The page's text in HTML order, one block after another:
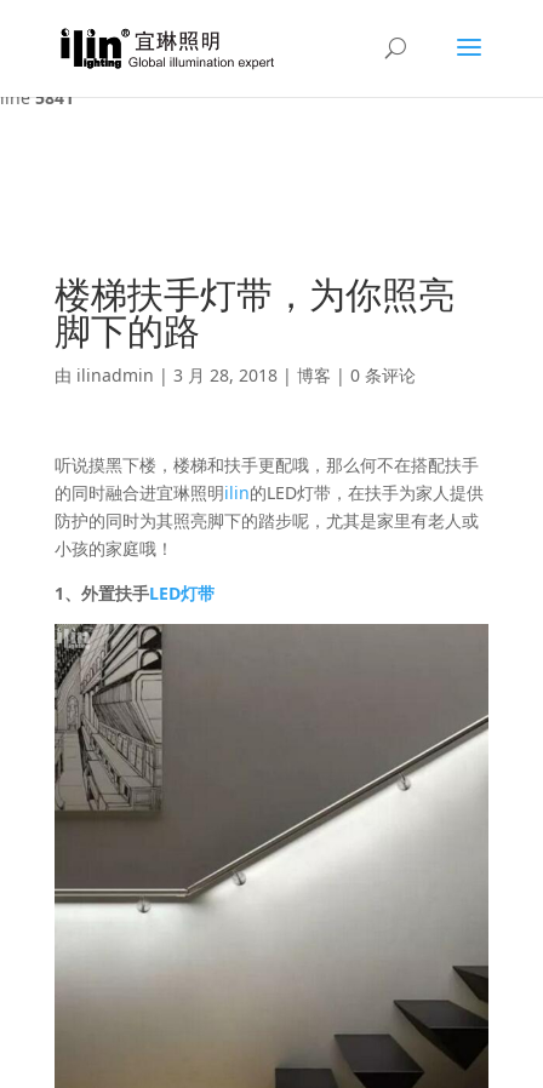
Warning : A non-numeric value encountered in
/var/www/html/ilin/wp-content/themes/Divi/functions.php
line5841
楼梯扶手灯带，为你照亮
脚下的路
由 ilinadmin | 3 月 28, 2018| 博客 | 0 条评论
听说摸黑下楼，楼梯和扶手更配哦，那么何不在搭配扶手
的同时融合进宜琳照明ilin的LED灯带，在扶手为家人提供
防护的同时为其照亮脚下的踏步呢，尤其是家里有老人或
小孩的家庭哦！
1、外置扶手LED灯带